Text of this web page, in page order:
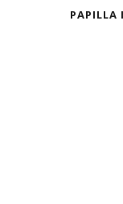
PAPILLA